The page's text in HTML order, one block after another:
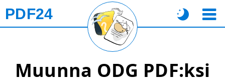
PDF24
Muunna ODG PDF:ksi